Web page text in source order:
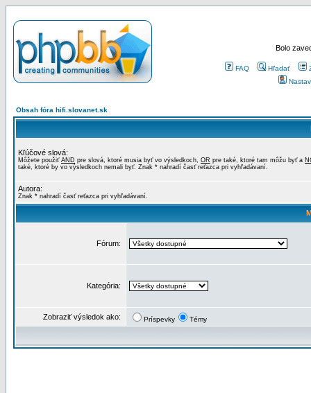
Bolo
FAQ Hľadať
Obsah fóra hifi.slovanet.sk
Kľúčové slová:
Môžete použiť AND pre slová, ktoré musia byť vo výsledkoch, OR pre také, ktoré tam môžu byť a
také, ktoré by vo výsledkoch nemali byť. Znak * nahradí časť reťazca pri vyhľadávaní.
Autora:
Znak * nahradí časť reťazca pri vyhľadávaní.
Fórum:
Kategória:
Zobraziť výsledok ako: Príspevky Témy